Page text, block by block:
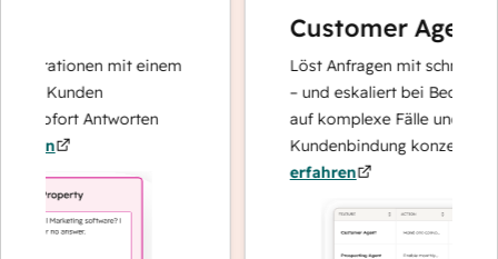
mit einem
Kunden
Antworten
Customer Agent
Löst Anfragen mit schnellen,
– und eskaliert bei Bedarf,
auf komplexe Fälle und den
Kundenbindung konzentrieren
erfahren